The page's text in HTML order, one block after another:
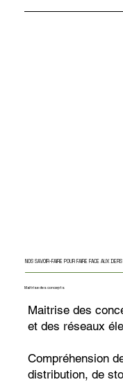
Maitrise des
et des réseaux
Compréhension
distribution, de
Maitrise des concepts
NOS SAVOIR-FAIRE POUR FAIRE FACE AUX